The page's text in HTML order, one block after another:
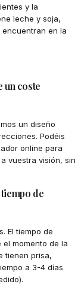
y la
leche y soja,
en la
un coste
un diseño
Podéis
online para
vuestra visión, sin
de
El tiempo de
momento de la
tienen prisa,
a 3-4 días